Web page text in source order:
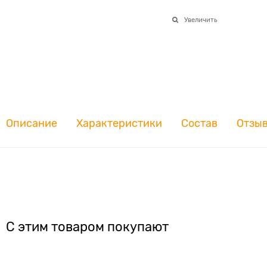
Увеличить
Описание Характеристики Состав
С этим товаром покупают